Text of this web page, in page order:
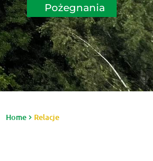
Pożegnania
Home Relacje